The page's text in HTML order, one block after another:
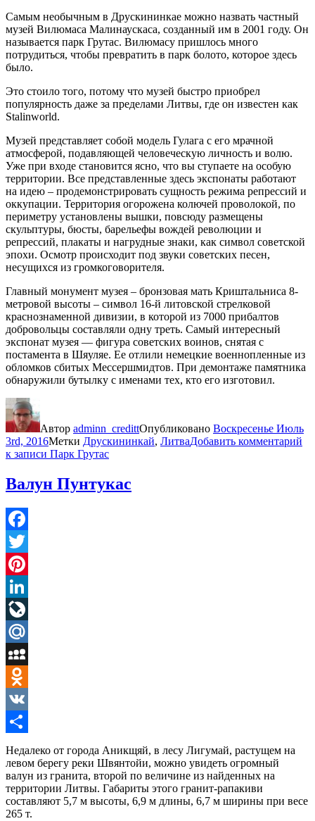
Самым необычным в Друскининкае можно назвать частный
музей Вилюмаса Малинаускаса, созданный им в 2001 году. Он
называется парк Грутас. Вилюмасу пришлось много
потрудиться, чтобы превратить в парк болото, которое здесь
было.
Это стоило того, потому что музей быстро приобрел
популярность даже за пределами Литвы, где он известен как
Stalinworld.
Музей представляет собой модель Гулага с его мрачной
атмосферой, подавляющей человеческую личность и волю.
Уже при входе становится ясно, что вы ступаете на особую
территории. Все представленные здесь экспонаты работают
на идею – продемонстрировать сущность режима репрессий и
оккупации. Территория огорожена колючей проволокой, по
периметру установлены вышки, повсюду размещены
скульптуры, бюсты, барельефы вождей революции и
репрессий, плакаты и нагрудные знаки, как символ советской
эпохи. Осмотр происходит под звуки советских песен,
несущихся из громкоговорителя.
Главный монумент музея – бронзовая мать Криштальниса 8-
метровой высоты – символ 16-й литовской стрелковой
краснознаменной дивизии, в которой из 7000 прибалтов
добровольцы составляли одну треть. Самый интересный
экспонат музея — фигура советских воинов, снятая с
постамента в Шяуляе. Ее отлили немецкие военнопленные из
обломков сбитых Мессершмидтов. При демонтаже памятника
обнаружили бутылку с именами тех, кто его изготовил.
Автор adminn_credittОпубликовано Воскресенье Июль
3rd, 2016Метки Друскининкай, ЛитваДобавить комментарий
к записи Парк Грутас
Валун Пунтукас
Facebook
Twitter
Pinterest
LinkedIn
LiveJournal
Mail.Ru
MySpace
Odnoklassniki
VK
Отправить
Недалеко от города Аникщяй, в лесу Лигумай, растущем на
левом берегу реки Швянтойи, можно увидеть огромный
валун из гранита, второй по величине из найденных на
территории Литвы. Габариты этого гранит-рапакиви
составляют 5,7 м высоты, 6,9 м длины, 6,7 м ширины при весе
265 т.